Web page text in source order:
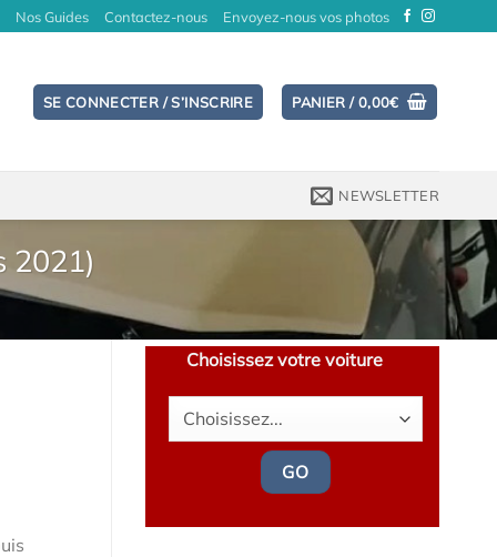
Nos Guides Contactez-nous Envoyez-nous vos photos
SE CONNECTER / S’INSCRIRE PANIER /0,00€
NEWSLETTER
2021)
Choisissez votre voiture
GO